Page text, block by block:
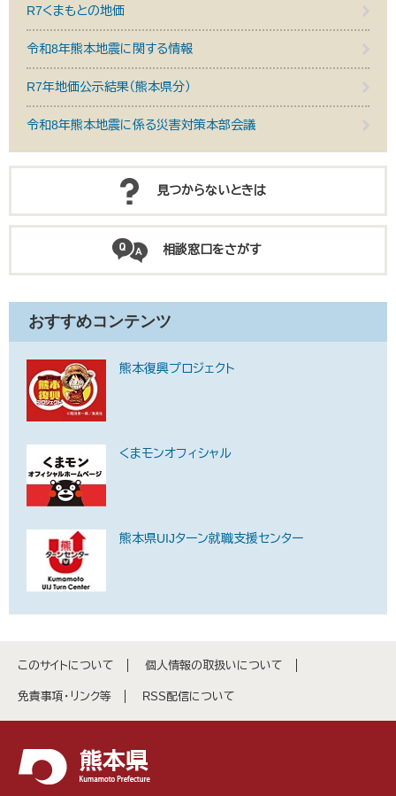
R7くまもとの地価
令和8年熊本地震に関する情報
R7年地価公示結果（熊本県分）
令和8年熊本地震に係る災害対策本部会議
見つからないときは
相談窓口をさがす
おすすめコンテンツ
熊本復興プロジェクト
くまモンオフィシャル
熊本県UIJターン就職支援センター
このサイトについて 個人情報の取扱いについて
免責事項・リンク等 RSS配信について